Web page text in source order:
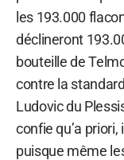
les 193.000
déclineront
bouteille de
contre la
Ludovic du
confie qu’a priori,
puisque même